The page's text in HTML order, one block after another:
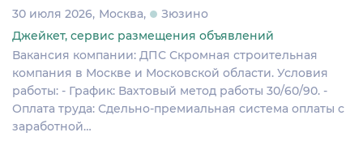
30 июля 2026 Москва
Зюзино
Джейкет, сервис размещения объявлений
Вакансия компании: ДПС Скромная строительная
компания в Москве и Московской области. Условия
работы: - График: Вахтовый метод работы 30/60/90. -
Оплата труда: Сдельно-премиальная система оплаты с
заработной…